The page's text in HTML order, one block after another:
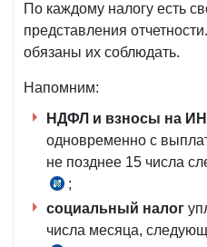
По каждому налогу есть
представления
обязаны их соблюдать.
Напомним:
НДФЛ и взносы на
одновременно с
не позднее 15 числа
п.
6
Положения,
;
социальный налог
числа месяца,